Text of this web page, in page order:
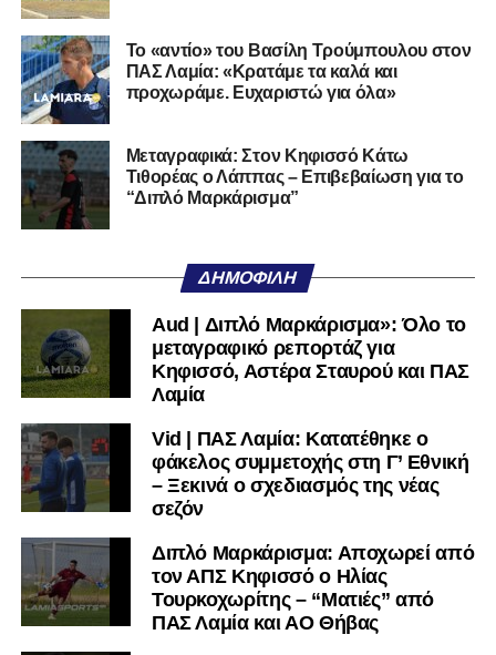
της Serie D στην Ιταλία, όπως οι Nocerina, S. Maria
Cilento και Castrovillari, έχοντας ξεκινήσει την
ποδοσφαιρική του διαδρομή από τον Απόλλωνα Σμύρνης.
Τον καλωσορίζουμε στην οικογένεια του Σαρωνικού και
του ευχόμαστε υγεία και επιτυχίες.»
Ακολουθήστε τοlamiara.grστοGoogle Newsγια να
μαθαίνετε πρώτοι τα κυανόλευκα νέα στην Ελλάδα και τον
Twitterκαι στοInstagram
μαθαίνετε σε χρόνο dt όλα τα νέα.
Το «αντίο» του Βασίλη Τρούμπουλου στον
ΠΑΣ Λαμία: «Κρατάμε τα καλά και
προχωράμε. Ευχαριστώ για όλα»
Μεταγραφικά: Στον Κηφισσό Κάτω
Τιθορέας ο Λάππας – Επιβεβαίωση για το
“Διπλό Μαρκάρισμα”
ΔΗΜΟΦΙΛΉ
Aud | Διπλό Μαρκάρισμα»: Όλο το
μεταγραφικό ρεπορτάζ για
Κηφισσό, Αστέρα Σταυρού και ΠΑΣ
Λαμία
Vid | ΠΑΣ Λαμία: Κατατέθηκε ο
φάκελος συμμετοχής στη Γ’ Εθνική
– Ξεκινά ο σχεδιασμός της νέας
σεζόν
Διπλό Μαρκάρισμα: Αποχωρεί από
τον ΑΠΣ Κηφισσό ο Ηλίας
Τουρκοχωρίτης – “Ματιές” από
ΠΑΣ Λαμία και ΑΟ Θήβας